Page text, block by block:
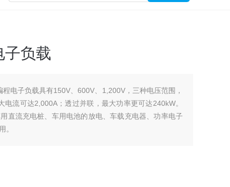
子负载
电子负载具有150V、600V、1,200V，三种电压范围，
流可达2,000A；透过并联，最大功率更可达240kW。
直流充电桩、车用电池的放电、车载充电器、功率电子
。